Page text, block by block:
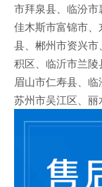
市拜泉县、临汾市
佳木斯市富锦市
县、郴州市资兴
积区、临沂市兰
眉山市仁寿县、临
苏州市吴江区、